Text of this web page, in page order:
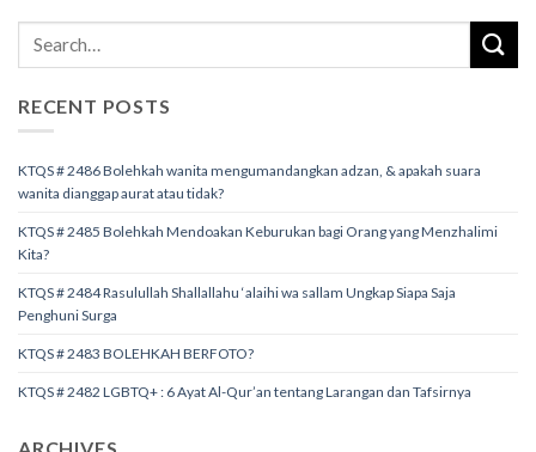
RECENT POSTS
KTQS # 2486 Bolehkah wanita mengumandangkan adzan, & apakah suara
wanita dianggap aurat atau tidak?
KTQS # 2485 Bolehkah Mendoakan Keburukan bagi Orang yang Menzhalimi
Kita?
KTQS # 2484 Rasulullah Shallallahu ‘alaihi wa sallam Ungkap Siapa Saja
Penghuni Surga
KTQS # 2483 BOLEHKAH BERFOTO?
KTQS # 2482 LGBTQ+ : 6 Ayat Al-Qur’an tentang Larangan dan Tafsirnya
ARCHIVES